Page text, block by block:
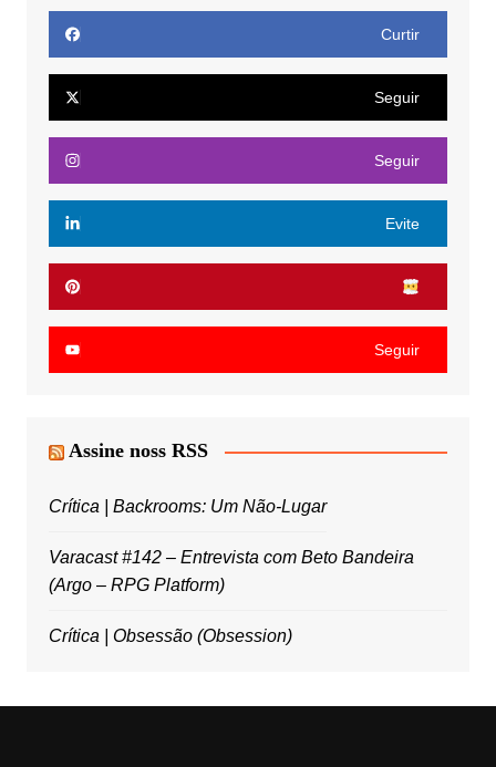
Curtir
Seguir
Seguir
Evite
Seguir
Assine noss RSS
Crítica | Backrooms: Um Não-Lugar
Varacast #142 – Entrevista com Beto Bandeira
(Argo – RPG Platform)
Crítica | Obsessão (Obsession)